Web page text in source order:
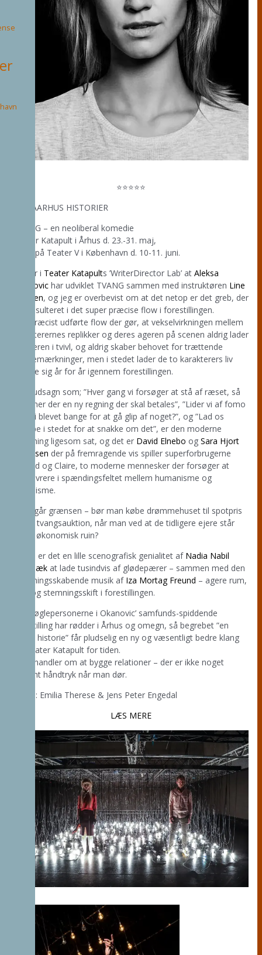
⭐⭐⭐⭐⭐
BLÅ AARHUS HISTORIER
TVANG – en neoliberal komedie
Teater Katapult i Århus d. 23.-31. maj,
samt på Teater V i København d. 10-11. juni.
Det er i Teater Katapults ’WriterDirector Lab’ at Aleksa
Okanovic har udviklet TVANG sammen med instruktøren Line
Paulsen, og jeg er overbevist om at det netop er det greb, der
har resulteret i det super præcise flow i forestillingen.
Det præcist udførte flow der gør, at vekselvirkningen mellem
karakterernes replikker og deres ageren på scenen aldrig lader
tilskueren i tvivl, og aldrig skaber behovet for trættende
regibemærkninger, men i stedet lader de to karakterers liv
udvikle sig år for år igennem forestillingen.
Med udsagn som; ”Hver gang vi forsøger at stå af ræset, så
kommer der en ny regning der skal betales”, ”Lider vi af fomo
– er vi blevet bange for at gå glip af noget?”, og ”Lad os
kneppe i stedet for at snakke om det”, er den moderne
stemning ligesom sat, og det er David Elnebo og Sara Hjort
Ditlevsen der på fremragende vis spiller superforbrugerne
Roland og Claire, to moderne mennesker der forsøger at
manøvrere i spændingsfeltet mellem humanisme og
liberalisme.
Hvor går grænsen – bør man købe drømmehuset til spotpris
på en tvangsauktion, når man ved at de tidligere ejere står
foran økonomisk ruin?
Og så er det en lille scenografisk genialitet af Nadia Nabil
Korsbæk at lade tusindvis af glødepærer – sammen med den
stemningsskabende musik af Iza Mortag Freund – agere rum,
sind og stemningsskift i forestillingen.
Alle nøglepersonerne i Okanovic’ samfunds-spiddende
forestilling har rødder i Århus og omegn, så begrebet ”en
Århus historie” får pludselig en ny og væsentligt bedre klang
på Teater Katapult for tiden.
Livet handler om at bygge relationer – der er ikke noget
gyldent håndtryk når man dør.
Fotos: Emilia Therese & Jens Peter Engedal
LÆS MERE